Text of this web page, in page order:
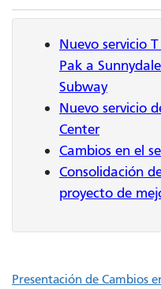
Nuevo servicio
Pak a
Subway
Nuevo servicio
Center
Cambios en el
Consolidación
proyecto de
Presentación de Cambios